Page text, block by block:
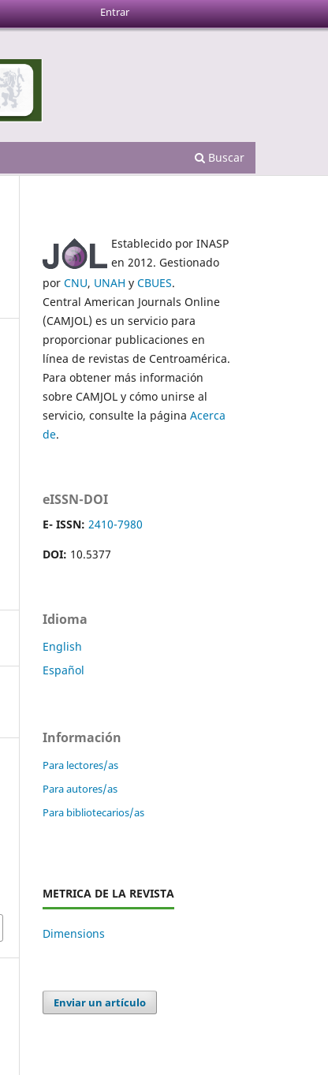
Buscar
Entrar
Establecido por INASP
en 2012. Gestionado
por CNU, UNAH y CBUES.
Central American Journals Online
(CAMJOL) es un servicio para
proporcionar publicaciones en
línea de revistas de Centroamérica.
Para obtener más información
sobre CAMJOL y cómo unirse al
servicio, consulte la página Acerca
de.
eISSN-DOI
E- ISSN: 2410-7980
DOI: 10.5377
Idioma
English
Español
Información
Para lectores/as
Para autores/as
Para bibliotecarios/as
METRICA DE LA REVISTA
Dimensions
Enviar un artículo